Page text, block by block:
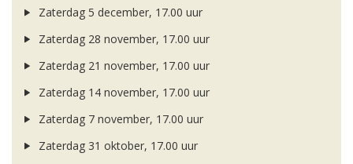
Zaterdag 5 december, 17.00 uur
Zaterdag 28 november, 17.00 uur
Zaterdag 21 november, 17.00 uur
Zaterdag 14 november, 17.00 uur
Zaterdag 7 november, 17.00 uur
Zaterdag 31 oktober, 17.00 uur